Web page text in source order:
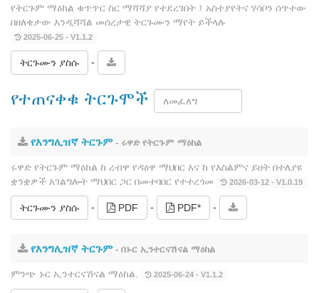
የትርጉም ማዕከል ቁጥጥር ስር ማሻሻያ የተደረገበት ፤ አስተያየትና ሃሳቦን ሰጥተው
በዘለቄታው እንዲሻሻል መሰረታዊ ትርጉሙን ማየት ይችላሉ
2025-06-25 - V1.1.2
ትርጉሙን ያስሱ -
የተጠናቀቁ ትርጉሞች
የእንግሊዝኛ ትርጉም- ሩዋድ የትርጉም ማዕከል
ሩዋድ የትርጉም ማዕከል ከ ረብዋ የዳዕዋ ማህበር እና ከ የእስልምና ይዘት በተለያዩ
ቋንቋዎች አገልግሎት ማህበር ጋር በመተባበር የተተረጎመ
2026-03-12 - V1.0.19
ትርጉሙን ያስሱ - PDF - PDF* -
የእንግሊዝኛ ትርጉም- በኑር ኢንተርናሽናል ማዕከል
ምንጭ ኑር ኢንተርናሽናል ማዕከል. 2025-06-24 - V1.1.2